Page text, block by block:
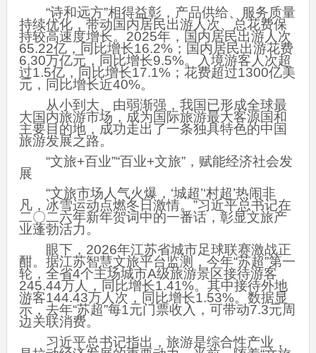
“诗和远方”相得益彰，产品供给、服务质量
持续优化，带动国内居民出游人次、总花费保
持较高速度增长。2025年，国内居民出游人次
65.22亿，同比增长16.2%；国内居民出游花费
6.30万亿元，同比增长9.5%。入境游客人次超
过1.5亿，同比增长17.1%；花费超过1300亿美
元，同比增长近40%。
从小到大、由弱渐强，我国已形成全球最
大国内旅游市场，成为国际旅游最大客源国和
主要目的地，成功走出了一条独具特色的中国
旅游发展之路。
“文旅+百业”“百业+文旅”，赋能经济社会发
展
“文旅市场人气火爆，‘城超’‘村超’热闹非
凡，冰雪运动点燃冬日激情。”习近平总书记在
二〇二六年新年贺词中的一番话，彰显文旅产
业蓬勃活力。
眼下，2026年江苏省城市足球联赛激战正
酣。据江苏智慧文旅平台监测，今年“苏超”第一
轮，全省4个主场城市A级旅游景区接待游客
245.44万人，同比增长1.41%。其中接待外地
游客144.43万人次，同比增长1.53%。数据显
示，去年“苏超”每1元门票收入，可带动7.3元周
边关联消费。
习近平总书记指出，旅游是综合性产业，